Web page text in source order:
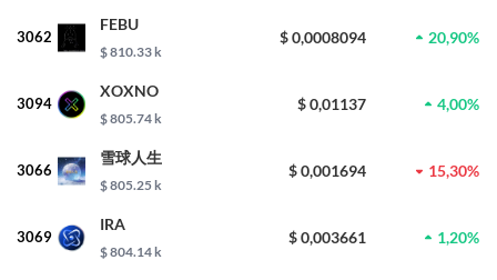
3062
FEBU
$ 810.33 k
$ 0,0008094 20,90%
3094
XOXNO
$ 805.74 k
$ 0,01137 4,00%
3066
雪球人生
$ 805.25 k
$ 0,001694 15,30%
3069
IRA
$ 804.14 k
$ 0,003661 1,20%